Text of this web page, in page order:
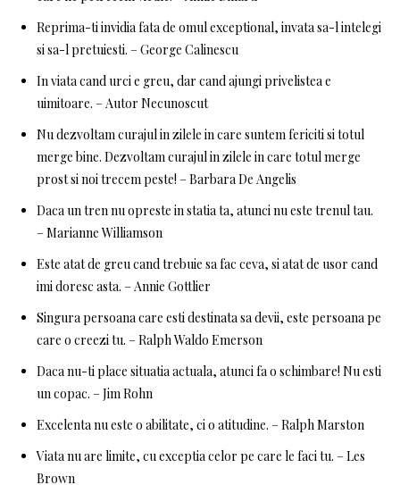
Reprima-ti invidia fata de omul exceptional, invata sa-l intelegi
si sa-l pretuiesti. – George Calinescu
In viata cand urci e greu, dar cand ajungi privelistea e
uimitoare. – Autor Necunoscut
Nu dezvoltam curajul in zilele in care suntem fericiti si totul
merge bine. Dezvoltam curajul in zilele in care totul merge
prost si noi trecem peste! – Barbara De Angelis
Daca un tren nu opreste in statia ta, atunci nu este trenul tau.
– Marianne Williamson
Este atat de greu cand trebuie sa fac ceva, si atat de usor cand
imi doresc asta. – Annie Gottlier
Singura persoana care esti destinata sa devii, este persoana pe
care o creezi tu. – Ralph Waldo Emerson
Daca nu-ti place situatia actuala, atunci fa o schimbare! Nu esti
un copac. – Jim Rohn
Excelenta nu este o abilitate, ci o atitudine. – Ralph Marston
Viata nu are limite, cu exceptia celor pe care le faci tu. – Les
Brown